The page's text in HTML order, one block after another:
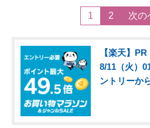
1 2 次の
【楽天】
8/11（火）
ントリーか